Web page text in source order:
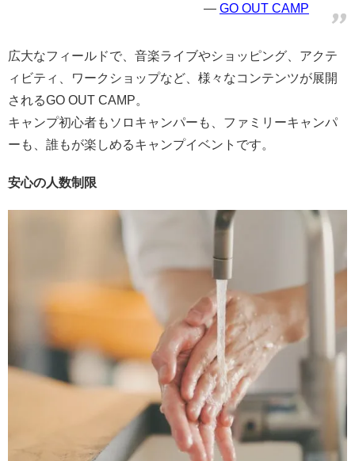
GO OUT CAMP
広大なフィールドで、音楽ライブやショッピング、アクテ
ィビティ、ワークショップなど、様々なコンテンツが展開
されるGO OUT CAMP。
キャンプ初心者もソロキャンパーも、ファミリーキャンパ
ーも、誰もが楽しめるキャンプイベントです。
安心の人数制限